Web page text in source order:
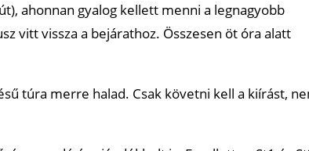
ahonnan gyalog kellett menni a legnagyobb
vitt vissza a bejárathoz. Összesen öt óra alatt
túra merre halad. Csak követni kell a kiírást,